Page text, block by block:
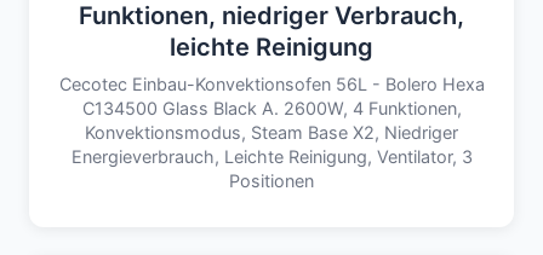
Funktionen, niedriger Verbrauch,
leichte Reinigung
Cecotec Einbau-Konvektionsofen 56L - Bolero Hexa
C134500 Glass Black A. 2600W, 4 Funktionen,
Konvektionsmodus, Steam Base X2, Niedriger
Energieverbrauch, Leichte Reinigung, Ventilator, 3
Positionen